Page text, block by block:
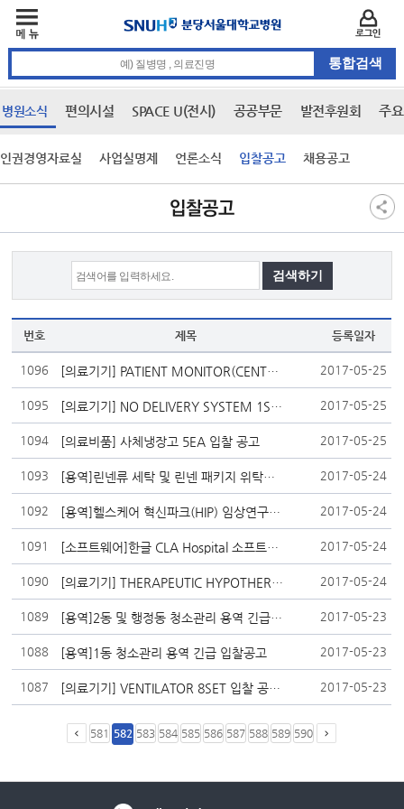
병원소식 편의시설 SPACE U(전시) 공공부문 발전후원회 주
인권경영자료실 사업실명제 언론소식 입찰공고 채용공고
입찰공고
번호 제목 등록일자
1096 [의료기기] PATIENT MONITOR(CENTRAL) 1SET 외 3건 입찰 재공고 2017-05-25
1095 [의료기기] NO DELIVERY SYSTEM 1SET 입찰 재공고 2017-05-25
1094 [의료비품] 사체냉장고 5EA 입찰 공고 2017-05-25
1093 [용역]린넨류 세탁 및 린넨 패키지 위탁용역 입찰 재공고 2017-05-24
1092 [용역]헬스케어 혁신파크(HIP) 임상연구센터 신축공사 건설사업관리용역 긴급 입찰공고 2017-05-24
1091 [소프트웨어]한글 CLA Hospital 소프트웨어 라이선스 입찰공고 2017-05-24
1090 [의료기기] THERAPEUTIC HYPOTHERMIA UNIT 1SET 입찰 공고 2017-05-24
1089 [용역]2동 및 행정동 청소관리 용역 긴급 입찰공고 2017-05-23
1088 [용역]1동 청소관리 용역 긴급 입찰공고 2017-05-23
1087 [의료기기] VENTILATOR 8SET 입찰 공고 2017-05-23
581 582 583 584 585 586 587 588 589 590